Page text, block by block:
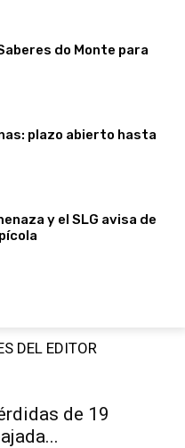
do Monte para
plazo abierto hasta
y el SLG avisa de
DEL EDITOR
de 19